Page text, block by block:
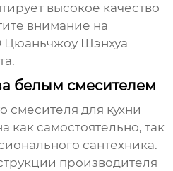
высокое качество
внимание на
Шэнхуа
.
белым смесителем
смесителя для кухни
как самостоятельно, так
сантехника.
производителя